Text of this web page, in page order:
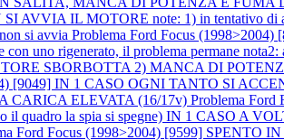
AVVIA IL MOTORE note: 1) in tentativo di
si avvia Problema Ford Focus
rigenerato, il problema permane nota2:
SBORBOTTA 2) MANCA DI
[9049] IN 1 CASO OGNI TANTO SI
CARICA ELEVATA (16/17v) Problema
il quadro la spia si spegne) IN 1 CASO A
Ford Focus (1998>2004) [9599] SPENTO